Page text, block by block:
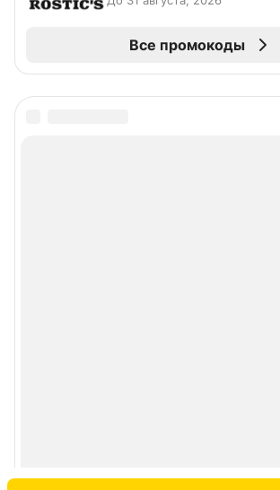
Все промокоды